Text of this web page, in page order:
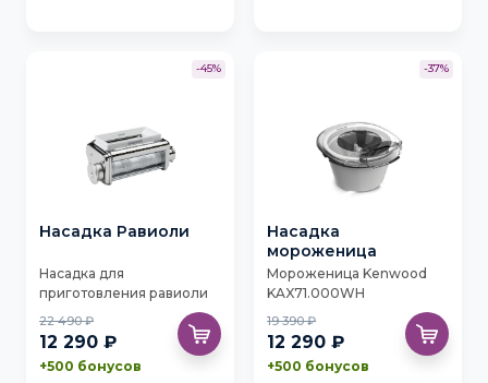
-45%
Насадка Равиоли
Насадка для
приготовления равиоли
Kenwood KAX93.A0ME
22 490 ₽
12 290 ₽
+500 бонусов
-37%
Насадка
мороженица
Мороженица Kenwood
KAX71.000WH
19 390 ₽
12 290 ₽
+500 бонусов